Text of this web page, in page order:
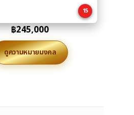
15
฿245,000
ดูความหมายมงคล